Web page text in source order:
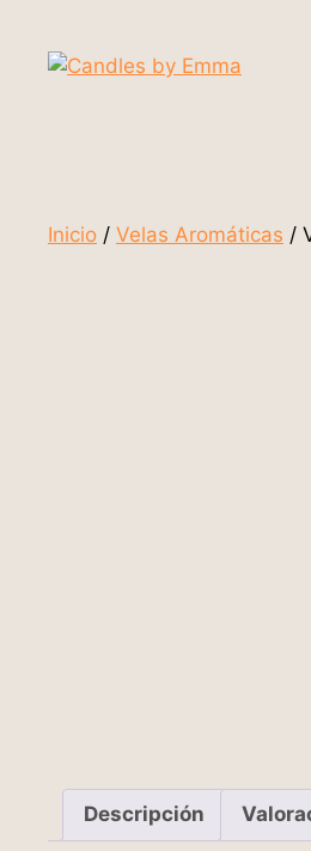
Inicio / Velas Aromáticas /
Descripción